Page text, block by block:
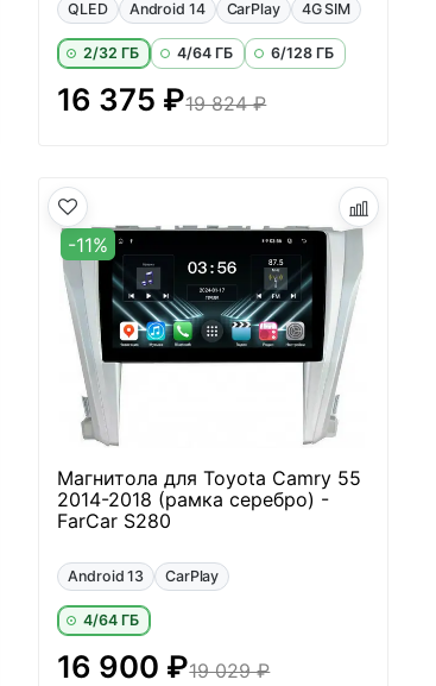
QLED Android 14 CarPlay 4G SIM
2/32 ГБ 4/64 ГБ 6/128 ГБ
16 375 ₽19 824 ₽
-11%
Магнитола для Toyota Camry 55
2014-2018 (рамка серебро) -
FarCar S280
Android 13 CarPlay
4/64 ГБ
19 029 ₽
16 900 ₽